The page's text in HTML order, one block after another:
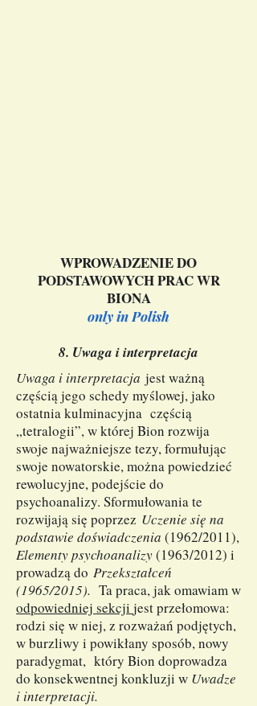
WPROWADZENIE DO
PODSTAWOWYCH PRAC WR
BIONA
only in Polish
8. Uwaga i interpretacja
Uwaga i interpretacja jest ważną
częścią jego schedy myślowej, jako
ostatnia kulminacyjna częścią
„tetralogii”, w której Bion rozwija
swoje najważniejsze tezy, formułując
swoje nowatorskie, można powiedzieć
rewolucyjne, podejście do
psychoanalizy. Sformułowania te
rozwijają się poprzez Uczenie się na
podstawie doświadczenia (1962/2011),
Elementy psychoanalizy(1963/2012) i
prowadzą do Przekształceń
(1965/2015). Ta praca, jak omawiam w
odpowiedniej sekcji jest przełomowa:
rodzi się w niej, z rozważań podjętych,
w burzliwy i powikłany sposób, nowy
paradygmat, który Bion doprowadza
do konsekwentnej konkluzji w Uwadze
i interpretacji.